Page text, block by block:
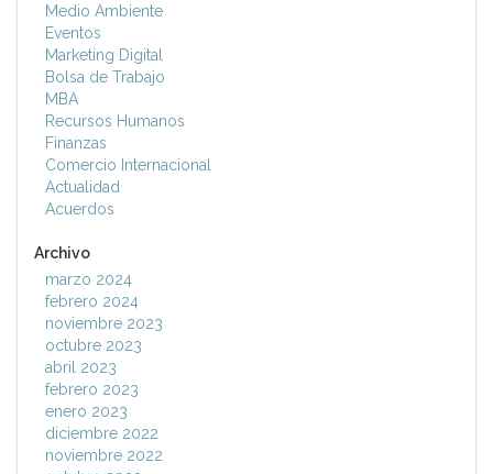
Medio Ambiente
Eventos
Marketing Digital
Bolsa de Trabajo
MBA
Recursos Humanos
Finanzas
Comercio Internacional
Actualidad
Acuerdos
Archivo
marzo 2024
febrero 2024
noviembre 2023
octubre 2023
abril 2023
febrero 2023
enero 2023
diciembre 2022
noviembre 2022